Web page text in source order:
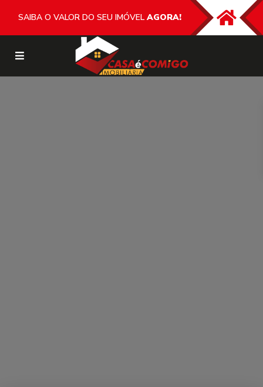
SAIBA O VALOR DO SEU IMÓVEL AGORA!